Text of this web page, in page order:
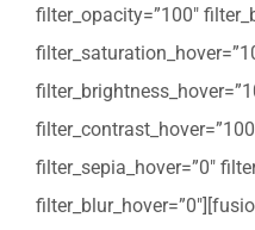
filter_opacity=”100″
filter_sepia_hover=”0″